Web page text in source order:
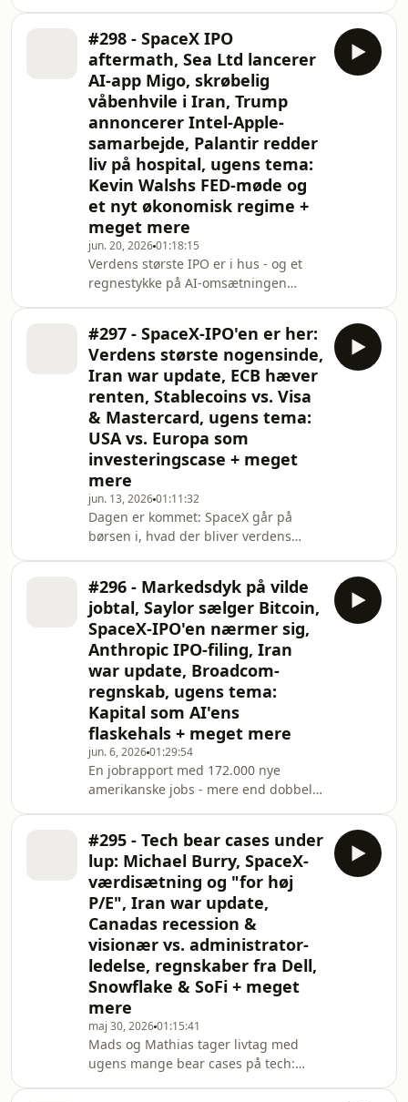
Det siger noget i sig selv: långivere er
konservative af natur, så når de står i
kø for at låne SpaceX penge, vurderer
de risikoen for konkurs som
forsvindende lille. Samtidig vælter
nye compute-aftaler ind med Google,
Anthropic og nu Reflection AI, og
Mads' pointe e
#298 - SpaceX IPO
aftermath, Sea Ltd lancerer
AI-app Migo, skrøbelig
våbenhvile i Iran, Trump
annoncerer Intel-Apple-
samarbejde, Palantir redder
liv på hospital, ugens tema:
Kevin Walshs FED-møde og
et nyt økonomisk regime +
meget mere
jun. 20, 202601:18:15
Verdens største IPO er i hus - og et
regnestykke på AI-omsætningen
omsætningen hvert andet år, og kører
man den frem til 2033, ender man på
to gange hele klodens BNP. Det er
hele bull-casen for SpaceX, selv efter
aktien poppede fra 135 til 212.
Ugens tema er Kevin Walshs første
FED-møde. Markedet stemplede ham
som høg og so
#297 - SpaceX-IPO'en er her:
Verdens største nogensinde,
Iran war update, ECB hæver
renten, Stablecoins vs. Visa
& Mastercard, ugens tema:
USA vs. Europa som
investeringscase + meget
mere
jun. 13, 202601:11:32
Dagen er kommet: SpaceX går på
børsen i, hvad der bliver verdens
prissat til ~1,7 billioner dollars. Mads
og Mathias forsøger at danne overblik
over de specielle lock-up-regler, de
~4% af aktierne der frigives,
performance-triggers og Elons egen
etårige binding. Vigtigst af alt folder
de bull-casen ud: et klip med tech-
invest
#296 - Markedsdyk på vilde
jobtal, Saylor sælger Bitcoin,
SpaceX-IPO'en nærmer sig,
Anthropic IPO-filing, Iran
war update, Broadcom-
regnskab, ugens tema:
Kapital som AI'ens
flaskehals + meget mere
jun. 6, 202601:29:54
En jobrapport med 172.000 nye
amerikanske jobs - mere end dobbelt
Tyson og sendte Nasdaq næsten 5%
ned på ugen i frygt for
rentestigninger. Men drager
markedet den forkerte konklusion?
Mads folder tesen ud om et nyt
regime i Fed, hvor pengene skal ud til
Main Street i stedet for Wall Street -
og hvorfor man ifølge Rabobanks
#295 - Tech bear cases under
lup: Michael Burry, SpaceX-
værdisætning og "for høj
P/E", Iran war update,
Canadas recession &
visionær vs. administrator-
ledelse, regnskaber fra Dell,
Snowflake & SoFi + meget
mere
maj 30, 202601:15:41
Mads og Mathias tager livtag med
ugens mange bear cases på tech: